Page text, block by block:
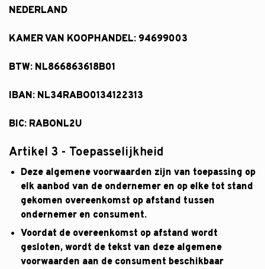
NEDERLAND
KAMER VAN KOOPHANDEL: 94699003
BTW: NL866863618B01
IBAN: NL34RABO0134122313
BIC: RABONL2U
Artikel 3 - Toepasselijkheid
Deze algemene voorwaarden zijn van toepassing op
elk aanbod van de ondernemer en op elke tot stand
gekomen overeenkomst op afstand tussen
ondernemer en consument.
Voordat de overeenkomst op afstand wordt
gesloten, wordt de tekst van deze algemene
voorwaarden aan de consument beschikbaar